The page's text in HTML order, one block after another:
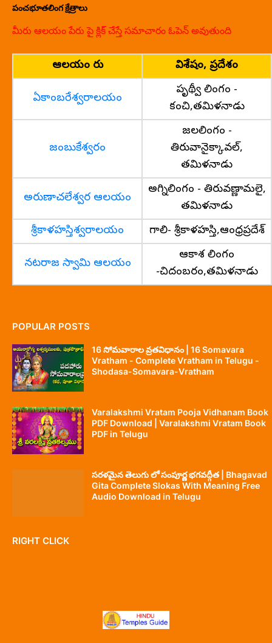
పంచభూతలింగ క్షేత్రాలు
మీరు ఆలయం పేరు పై క్లిక్ చేస్తే సమాచారం ఓపెన్ అవుతుంది
ఆలయం పేరు విశేషం, ప్రదేశం
ఏకాంబరేశ్వరాలయం
పృథ్వీ లింగం -
కంచి,తమిళనాడు
జంబుకేశ్వరం
జలలింగం -
తిరువానైక్కావల్,
తమిళనాడు
అరుణాచలేశ్వర ఆలయం
అగ్నిలింగం - తిరువణ్ణామలై,
తమిళనాడు
శ్రీకాళహస్తిశ్వరాలయం
గాలి- శ్రీకాళహస్తి,ఆంధ్రప్రదేశ్
నటరాజ స్వామి ఆలయం
ఆకాశ లింగం
-చిదంబరం,తమిళనాడు
POPULAR POSTS
16 సోమవారాల వ్రతవిధానం | 16 Somavara
Vratham - Complete Vratham in Telugu -
Shodasa-Somavara-Vratham
Varalakshmi Vratam Pooja Vidhanam Book
PDF Download | Varalakshmi Vratam Book
PDF in Telugu
సరళమైన తెలుగు లో సంపూర్ణ భగవద్గీత | Bhagavad
Gita Complete Slokas With Meaning Free
Audio Download in Telugu
RIGHT CLICK